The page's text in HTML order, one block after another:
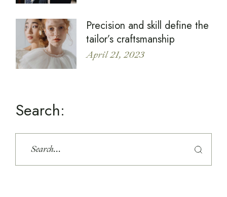
Precision and skill define the
tailor’s craftsmanship
April 21, 2023
Search: